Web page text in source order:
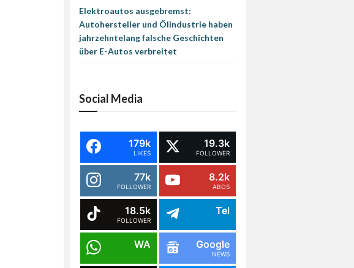
Elektroautos ausgebremst:
Autohersteller und Ölindustrie haben
jahrzehntelang falsche Geschichten
über E-Autos verbreitet
Social Media
179k
LIKES
19.3k
FOLLOWER
77k
FOLLOWER
8.2k
ABOS
18.5k
FOLLOWER
Tel
WA Google
NEWS